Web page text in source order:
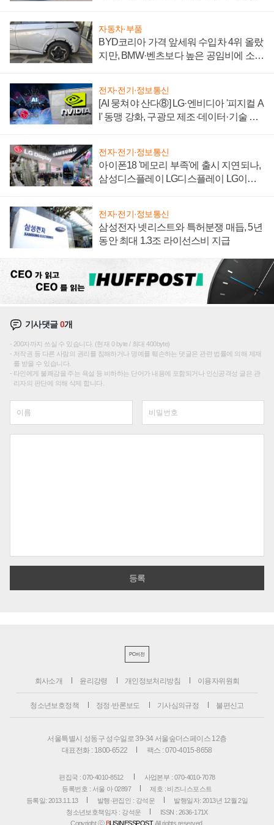
자동차·부품
BYD코리아 가격 앞세워 수입차 4위 올랐
지만, BMW·벤츠보다 높은 공임비에 소비
전자·전기·정보통신
[AI 뭉쳐야 산다⑧] LG·엔비디아 '피지컬 A
I' 동맹 강화, 구광모 제조·데이터·기술 결
전자·전기·정보통신
아이폰18 '메모리 부족'에 출시 지연되나,
삼성디스플레이 LG디스플레이 LG이노
전자·전기·정보통신
삼성전자 넷리스트와 특허분쟁 매듭, 5년
동안 최대 1.3조 라이선스비 지급
기사댓글0개
200자까지 쓰실 수 있습니다. (현재 0 byte / 최대 400byte)
저작권 등 다른 사람의 권리를 침해하거나 명예를 훼손하는 댓글은 관련 법률에 의해 제재
를 받을 수 있습니다.
타인에게 불쾌감을 주는 욕설 등 비하하는 단어가 내용에 포함되거나 인신공격성 글은 관
리자의 판단에 의해 삭제 합니다.
PC버전
회사소개 윤리강령 개인정보처리방침 이용자위원회
청소년보호정책 정정·반론보도 기사심의규정 불편신고
서울특별시 성동구 성수일로 39-34 서울숲더스페이스 12층
대표전화 : 1800-6522
팩스 : 070-4015-8658
편집국 : 070-4010-8512
사업본부 : 070-4010-7078
등록번호 : 서울 아 02897
제호 : 비즈니스포스트
등록일: 2013.11.13
발행·편집인 : 강석운
발행일자: 2013년 12월 2일
청소년보호책임자 : 강석운
ISSN : 2636-171X
Copyright ⓒ BUSINESSPOST. All rights reserved.